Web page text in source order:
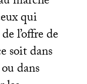
qui
l’offre de
soit dans
dans